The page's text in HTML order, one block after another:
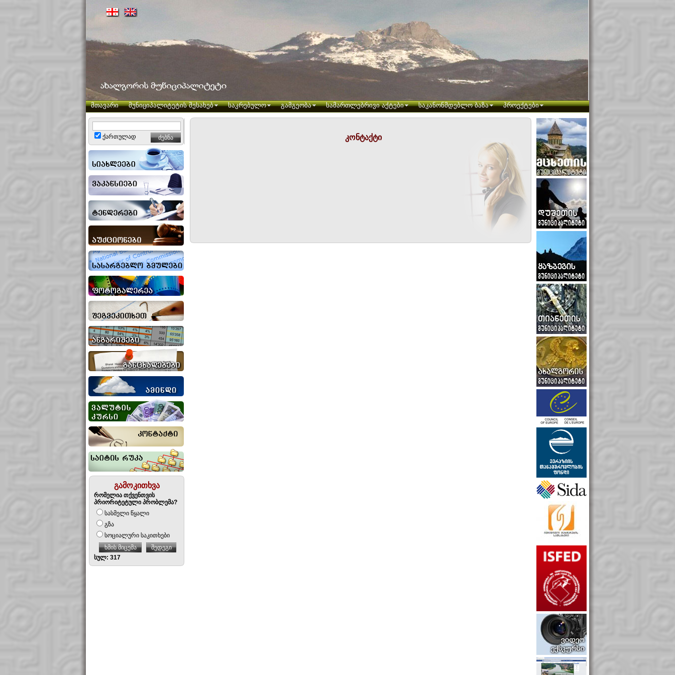
მთავარი მუნიციპალიტეტის შესახებ საკრებულო გამგეობა სამართლებრივი აქტები საკანონმდებლო ბაზა პროექტები
ქართულად
გამოკითხვა
რომელია თქვენთვის
პრიორიტეტული პრობლემა?
სასმელი წყალი
გზა
სოციალური საკითხები
ხმის მიცემა
შედეგი
სულ: 317
კონტაქტი